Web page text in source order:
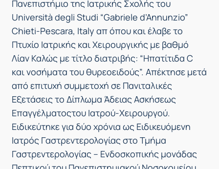
Πανεπιστήμιο της Ιατρικής Σχολής του
Università degli Studi “Gabriele d’Annunzio”
Chieti-Pescara, Italy απ όπου και έλαβε το
Πτυχίο Ιατρικής και Χειρουργικής με βαθμό
Λίαν Καλώς με τίτλο διατριβής: “Ηπατίτιδα C
και νοσήματα του θυρεοειδούς”. Απέκτησε μετά
από επιτυχή συμμετοχή σε Πανιταλικές
Εξετάσεις το Δίπλωμα Άδειας Ασκήσεως
Επαγγέλματοςτου Ιατρού-Χειρουργού.
Ειδικεύτηκε για δύο χρόνια ως Ειδικευόμενη
Ιατρός Γαστρεντερολογίας στο Τμήμα
Γαστρεντερολογίας – Ενδοσκοπικής μονάδας